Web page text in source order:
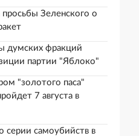
Зеленского о
думских фракций
партии "Яблоко"
"золотого паса"
7 августа в
серии самоубийств в